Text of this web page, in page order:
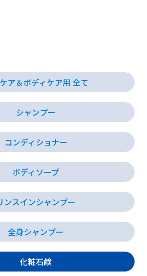
せ
ア＆ボディケア用 全て
シャンプー
コンディショナー
ボディソープ
ンスインシャンプー
全身シャンプー
化粧石鹸